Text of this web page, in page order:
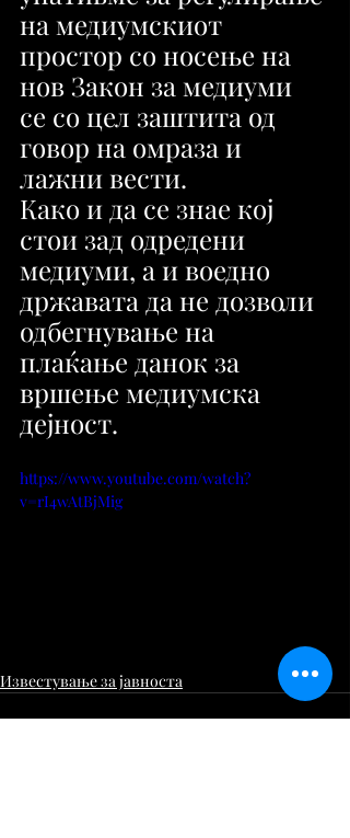
на медиумскиот
простор со носење на
нов Закон за медиуми
се со цел заштита од
говор на омраза и
лажни вести.
Како и да се знае кој
стои зад одредени
медиуми, а и воедно
државата да не дозволи
одбегнување на
плаќање данок за
вршење медиумска
дејност.
https://www.youtube.com/watch?
v=rI4wAtBjMig
Известување за јавноста